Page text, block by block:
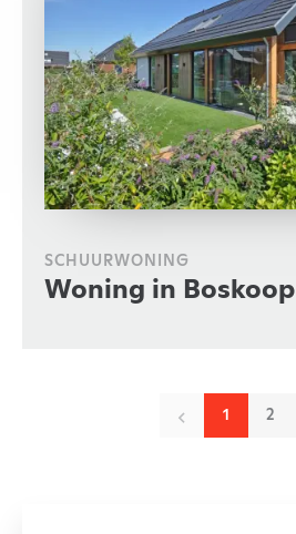
SCHUURWONING
Woning in Boskoop
1 2